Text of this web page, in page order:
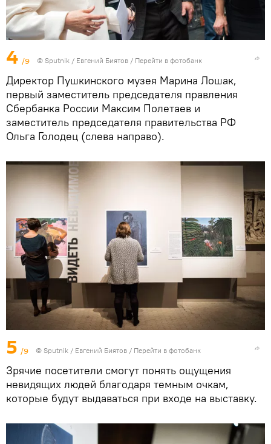
4 /9 © Sputnik / Евгений Биятов / Перейти в фотобанк
Директор Пушкинского музея Марина Лошак,
первый заместитель председателя правления
Сбербанка России Максим Полетаев и
заместитель председателя правительства РФ
Ольга Голодец (слева направо).
5 /9 © Sputnik / Евгений Биятов / Перейти в фотобанк
Зрячие посетители смогут понять ощущения
невидящих людей благодаря темным очкам,
которые будут выдаваться при входе на выставку.